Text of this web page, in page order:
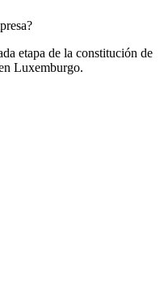
etapa de la constitución de
Luxemburgo.